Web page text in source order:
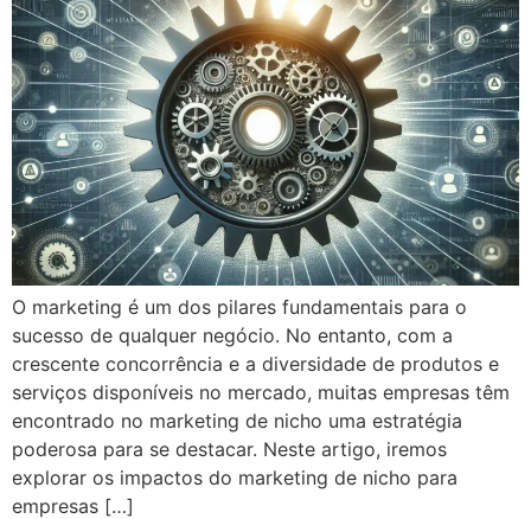
O marketing é um dos pilares fundamentais para o
sucesso de qualquer negócio. No entanto, com a
crescente concorrência e a diversidade de produtos e
serviços disponíveis no mercado, muitas empresas têm
encontrado no marketing de nicho uma estratégia
poderosa para se destacar. Neste artigo, iremos
explorar os impactos do marketing de nicho para
empresas […]